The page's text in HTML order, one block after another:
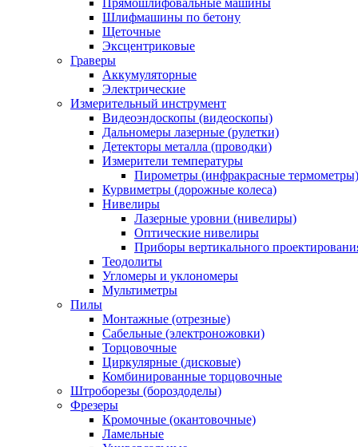
Прямошлифовальные машины
Шлифмашины по бетону
Щеточные
Эксцентриковые
Граверы
Аккумуляторные
Электрические
Измерительный инструмент
Видеоэндоскопы (видеоскопы)
Дальномеры лазерные (рулетки)
Детекторы металла (проводки)
Измерители температуры
Пирометры (инфракрасные термометры)
Курвиметры (дорожные колеса)
Нивелиры
Лазерные уровни (нивелиры)
Оптические нивелиры
Приборы вертикального
Теодолиты
Угломеры и уклономеры
Мультиметры
Пилы
Монтажные (отрезные)
Сабельные (электроножовки)
Торцовочные
Циркулярные (дисковые)
Комбинированные торцовочные
Штроборезы (бороздоделы)
Фрезеры
Кромочные (окантовочные)
Ламельные